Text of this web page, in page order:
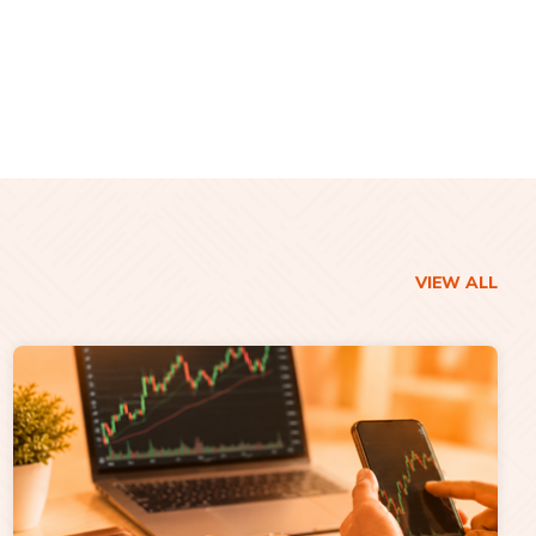
VIEW ALL